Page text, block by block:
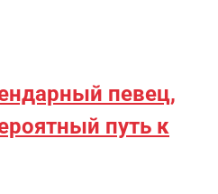
певец,
путь к